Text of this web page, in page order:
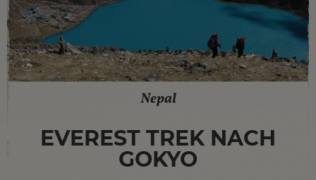
Nepal
EVEREST TREK NACH
GOKYO